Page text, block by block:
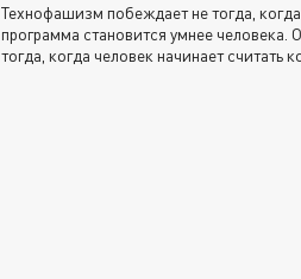
Технофашизм побеждает не тогда,
программа становится умнее человека.
тогда, когда человек начинает считать